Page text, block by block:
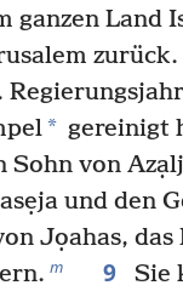
ganzen Land
zurück.
* gereinigt
Sohn von
und den
Jọahas, das
m 9
Sie